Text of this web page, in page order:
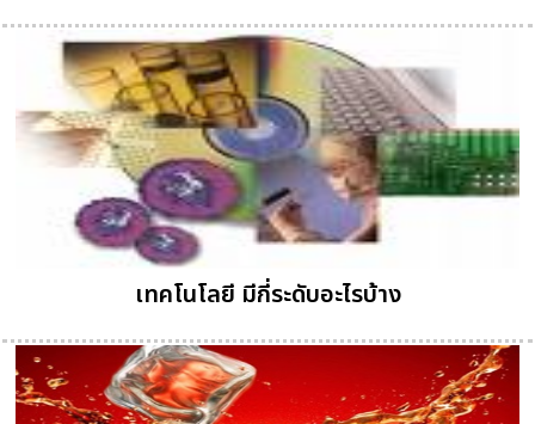
เทคโนโลยี มีกี่ระดับอะไรบ้าง